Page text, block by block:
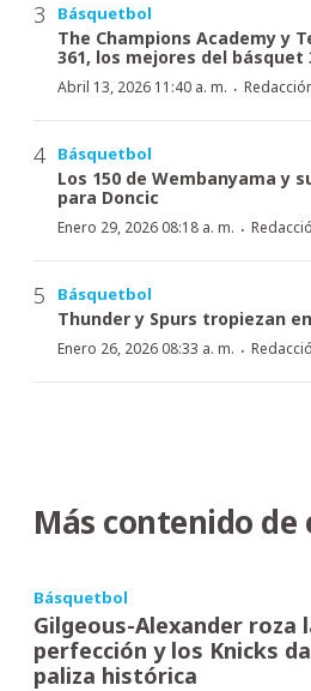
Básquetbol
The Champions Academy y
361, los mejores del básquet
Abril 13, 2026 11:40 a. m. ·
Básquetbol
Los 150 de Wembanyama y
para Doncic
Enero 29, 2026 08:18 a. m. ·
Básquetbol
Thunder y Spurs tropiezan
Enero 26, 2026 08:33 a. m. ·
Más contenido de
Básquetbol
Gilgeous-Alexander roza
perfección y los Knicks
paliza histórica